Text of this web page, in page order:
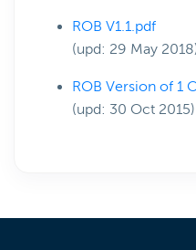
ROB V1.1.pdf
(upd: 29 May
ROB Version of 1
(upd: 30 Oct 2015)